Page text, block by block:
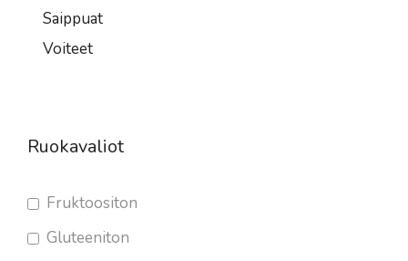
Saippuat
Voiteet
Ruokavaliot
Fruktoositon
Gluteeniton